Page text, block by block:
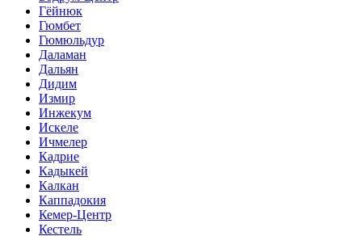
Гёйнюк
Гюмбет
Гюмюльдур
Даламан
Дальян
Дидим
Измир
Инжекум
Искеле
Ичмелер
Кадрие
Кадыкей
Калкан
Каппадокия
Кемер-Центр
Кестель